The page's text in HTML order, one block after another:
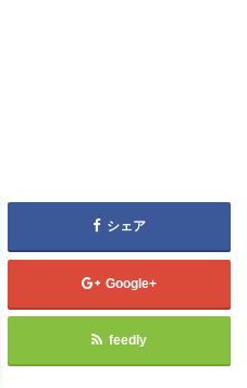
シェア
Google+
feedly